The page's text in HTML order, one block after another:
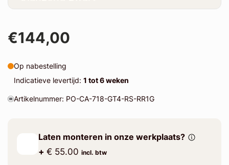
€144,00
Op nabestelling
Indicatieve levertijd: 1 tot 6 weken
Artikelnummer: PO-CA-718-GT4-RS-RR1G
Laten monteren in onze werkplaats?
+ € 55.00 incl. btw